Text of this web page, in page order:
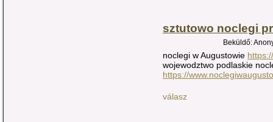
sztutowo noclegi
Beküldő:
noclegi w Augustowie
wojewodztwo podlaskie
https://
válasz